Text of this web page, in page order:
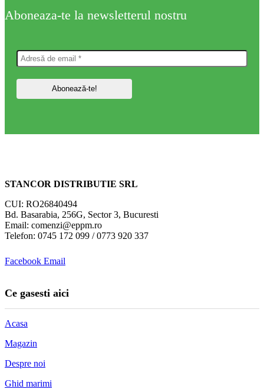
Aboneaza-te la newsletterul nostru
STANCOR DISTRIBUTIE SRL
CUI: RO26840494
Bd. Basarabia, 256G, Sector 3, Bucuresti
Email: comenzi@eppm.ro
Telefon: 0745 172 099 / 0773 920 337
Facebook Email
Ce gasesti aici
Acasa
Magazin
Despre noi
Ghid marimi